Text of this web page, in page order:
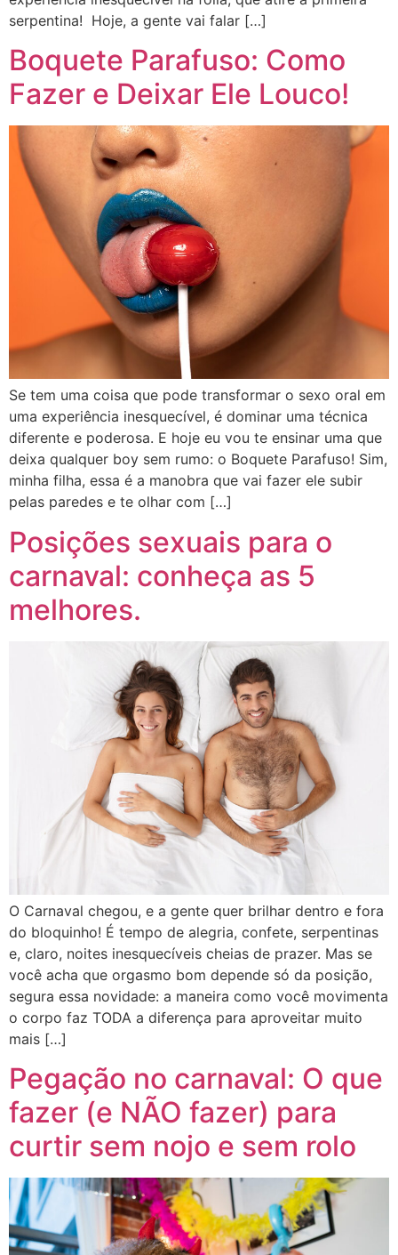
serpentina! Hoje, a gente vai falar […]
Boquete Parafuso: Como
Fazer e Deixar Ele Louco!
Se tem uma coisa que pode transformar o sexo oral em
uma experiência inesquecível, é dominar uma técnica
diferente e poderosa. E hoje eu vou te ensinar uma que
deixa qualquer boy sem rumo: o Boquete Parafuso! Sim,
minha filha, essa é a manobra que vai fazer ele subir
pelas paredes e te olhar com […]
Posições sexuais para o
carnaval: conheça as 5
melhores.
O Carnaval chegou, e a gente quer brilhar dentro e fora
do bloquinho! É tempo de alegria, confete, serpentinas
e, claro, noites inesquecíveis cheias de prazer. Mas se
você acha que orgasmo bom depende só da posição,
segura essa novidade: a maneira como você movimenta
o corpo faz TODA a diferença para aproveitar muito
mais […]
Pegação no carnaval: O que
fazer (e NÃO fazer) para
curtir sem nojo e sem rolo